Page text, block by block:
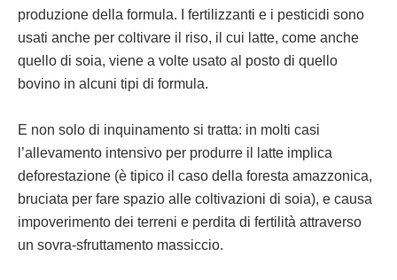
produzione della formula. I fertilizzanti e i pesticidi sono
usati anche per coltivare il riso, il cui latte, come anche
quello di soia, viene a volte usato al posto di quello
bovino in alcuni tipi di formula.
E non solo di inquinamento si tratta: in molti casi
l’allevamento intensivo per produrre il latte implica
deforestazione (è tipico il caso della foresta amazzonica,
bruciata per fare spazio alle coltivazioni di soia), e causa
impoverimento dei terreni e perdita di fertilità attraverso
un sovra-sfruttamento massiccio.